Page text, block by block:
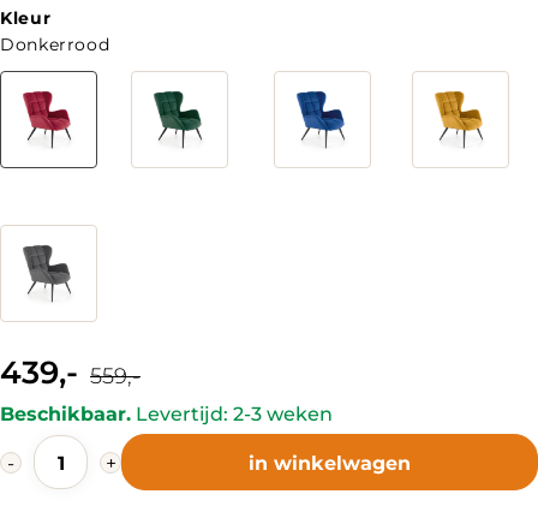
Kleur
Donkerrood
Kleur
439,- Current
price
is:
439,-.
559,-price
was:
559,-.
Beschikbaar. Levertijd: 2-3 weken
-
Moissey
Fauteuil
Donkerrood,
+ in winkelwagen